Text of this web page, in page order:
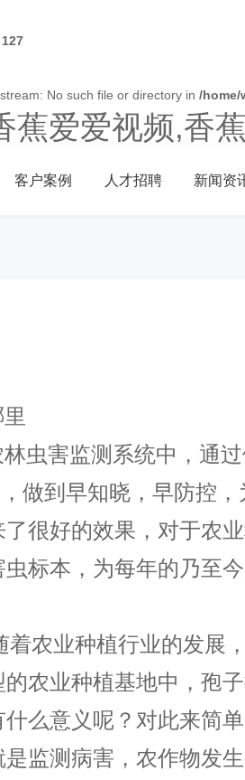
127
No such file or directory in /home/
爱爱视频,香
客户案例 人才招聘 新闻资
虫害监测系统中，通
做到早知晓，早防控，
很好的效果，对于农
标本，为每年的乃至
农业种植行业的发展
农业种植基地中，孢
么意义呢？对此来简
监测病害，农作物发